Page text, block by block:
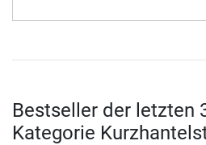
Bestseller der letzten
Kategorie